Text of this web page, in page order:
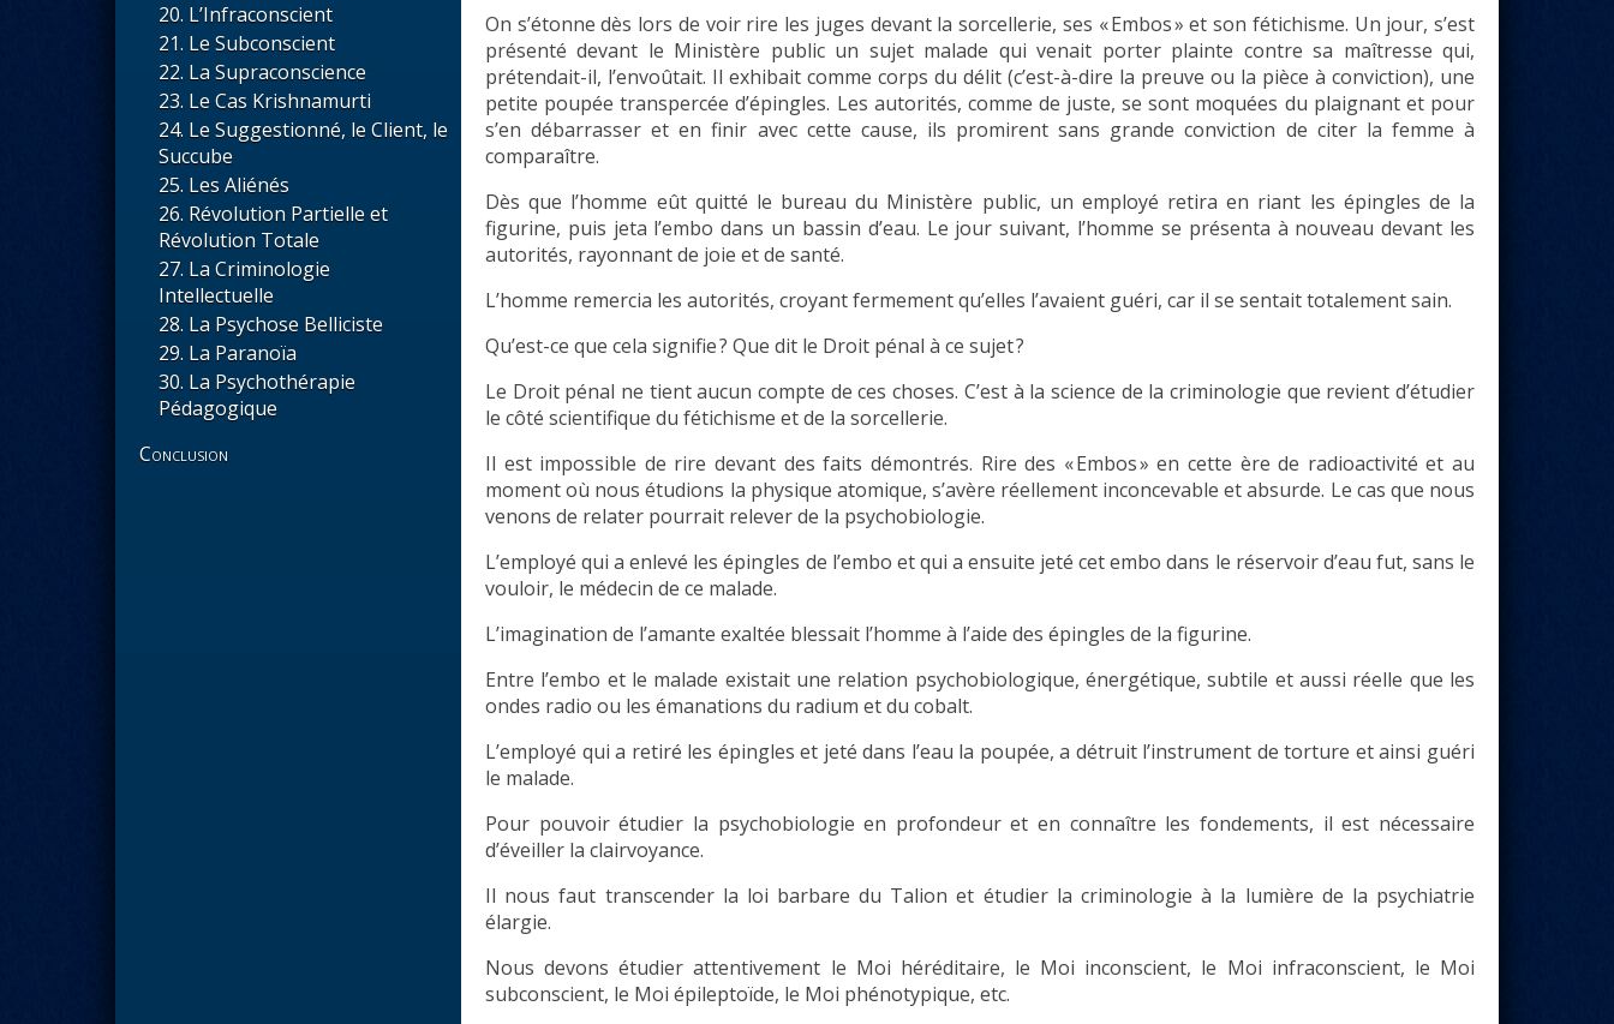
L’Infraconscient
Le Subconscient
La Supraconscience
Le Cas Krishnamurti
Le Suggestionné, le Client, le
Succube
Les Aliénés
Révolution Partielle et
Révolution Totale
La Criminologie
Intellectuelle
La Psychose Belliciste
La Paranoïa
La Psychothérapie
Pédagogique
Conclusion
On s’étonne dès lors de voir rire les juges devant la sorcellerie, ses « Embos » et son fétichisme. Un jour, s’est
présenté devant le Ministère public un sujet malade qui venait porter plainte contre sa maîtresse qui,
prétendait-il, l’envoûtait. Il exhibait comme corps du délit (c’est-à-dire la preuve ou la pièce à conviction), une
petite poupée transpercée d’épingles. Les autorités, comme de juste, se sont moquées du plaignant et pour
s’en débarrasser et en finir avec cette cause, ils promirent sans grande conviction de citer la femme à
comparaître.
Dès que l’homme eût quitté le bureau du Ministère public, un employé retira en riant les épingles de la
figurine, puis jeta l’embo dans un bassin d’eau. Le jour suivant, l’homme se présenta à nouveau devant les
autorités, rayonnant de joie et de santé.
L’homme remercia les autorités, croyant fermement qu’elles l’avaient guéri, car il se sentait totalement sain.
Qu’est-ce que cela signifie ? Que dit le Droit pénal à ce sujet ?
Le Droit pénal ne tient aucun compte de ces choses. C’est à la science de la criminologie que revient d’étudier
le côté scientifique du fétichisme et de la sorcellerie.
Il est impossible de rire devant des faits démontrés. Rire des « Embos » en cette ère de radioactivité et au
moment où nous étudions la physique atomique, s’avère réellement inconcevable et absurde. Le cas que nous
venons de relater pourrait relever de la psychobiologie.
L’employé qui a enlevé les épingles de l’embo et qui a ensuite jeté cet embo dans le réservoir d’eau fut, sans le
vouloir, le médecin de ce malade.
L’imagination de l’amante exaltée blessait l’homme à l’aide des épingles de la figurine.
Entre l’embo et le malade existait une relation psychobiologique, énergétique, subtile et aussi réelle que les
ondes radio ou les émanations du radium et du cobalt.
L’employé qui a retiré les épingles et jeté dans l’eau la poupée, a détruit l’instrument de torture et ainsi guéri
le malade.
Pour pouvoir étudier la psychobiologie en profondeur et en connaître les fondements, il est nécessaire
d’éveiller la clairvoyance.
Il nous faut transcender la loi barbare du Talion et étudier la criminologie à la lumière de la psychiatrie
élargie.
Nous devons étudier attentivement le Moi héréditaire, le Moi inconscient, le Moi infraconscient, le Moi
subconscient, le Moi épileptoïde, le Moi phénotypique, etc.